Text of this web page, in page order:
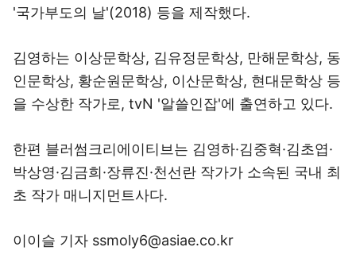
'국가부도의 날'(2018) 등을 제작했다.
김영하는 이상문학상, 김유정문학상, 만해문학상, 동
인문학상, 황순원문학상, 이산문학상, 현대문학상 등
을 수상한 작가로, tvN '알쓸인잡'에 출연하고 있다.
한편 블러썸크리에이티브는 김영하·김중혁·김초엽·
박상영·김금희·장류진·천선란 작가가 소속된 국내 최
초 작가 매니지먼트사다.
이이슬 기자 ssmoly6@asiae.co.kr